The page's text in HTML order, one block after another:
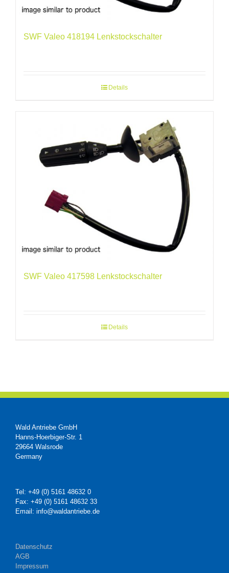
SWF Valeo 418194 Lenkstockschalter
Details
SWF Valeo 417598 Lenkstockschalter
Details
Wald Antriebe GmbH
Hanns-Hoerbiger-Str. 1
29664 Walsrode
Germany
Tel: +49 (0) 5161 48632 0
Fax: +49 (0) 5161 48632 33
Email: info@waldantriebe.de
Datenschutz
AGB
Impressum